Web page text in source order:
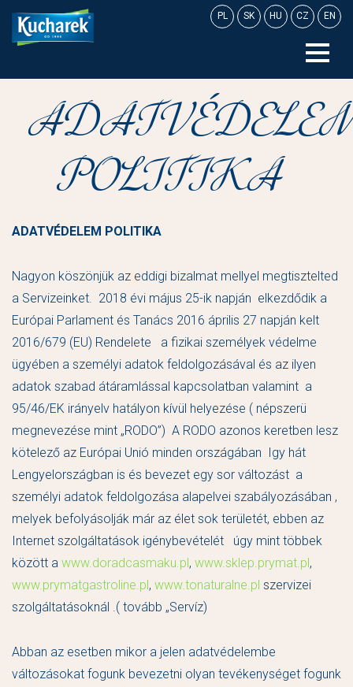
Skip
PL SK HU CZ EN
POLITIKA
ADATVÉDELEM POLITIKA
Nagyon köszönjük az eddigi bizalmat mellyel megtisztelted
a Servizeinket. 2018 évi május 25-ik napján elkezdődik a
Európai Parlament és Tanács 2016 április 27 napján kelt
2016/679 (EU) Rendelete a fizikai személyek védelme
ügyében a személyi adatok feldolgozásával és az ilyen
adatok szabad átáramlással kapcsolatban valamint a
95/46/EK irányelv hatályon kívül helyezése ( népszerü
megnevezése mint „RODO”) A RODO azonos keretben lesz
kötelező az Európai Unió minden országában Igy hát
Lengyelországban is és bevezet egy sor változást a
személyi adatok feldolgozása alapelvei szabályozásában ,
melyek befolyásolják már az élet sok területét, ebben az
Internet szolgáltatások igénybevételét úgy mint többek
között a www.doradcasmaku.pl, www.sklep.prymat.pl,
www.prymatgastroline.pl, www.tonaturalne.pl szervizei
szolgáltatásoknál .( tovább „Servíz)
Abban az esetben mikor a jelen adatvédelembe
változásokat fogunk bevezetni olyan tevékenységet fogunk